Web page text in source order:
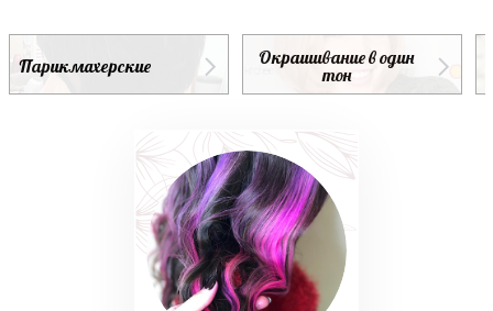
Парикмахерские
Окрашивание в один
тон